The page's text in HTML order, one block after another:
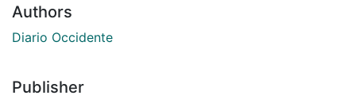
Authors
Diario Occidente
Publisher